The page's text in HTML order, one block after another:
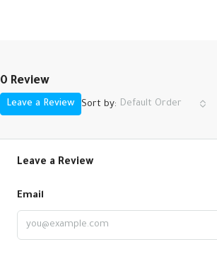
0 Review
Sort by: Default Order
Leave a Review
Leave a Review
Email